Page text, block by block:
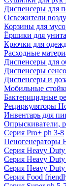
Диспенсеры для
Освежители
Корзины для
Ёршики для
Крючки для
Расходные
Диспенсеры для
Диспенсеры
Диспенсеры и
Мобильные
Бактерицидные
Рециркуляторы
Инвентарь для
Опрыскиватели,
Серия Pro+ ph 3-8
Пеногенераторы
Серия Heavy
Серия Heavy
Серия Heavy
Серия Food